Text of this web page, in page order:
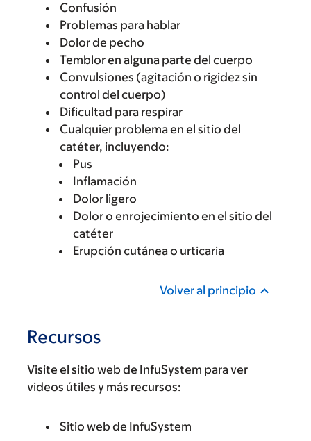
Confusión
Problemas para hablar
Dolor de pecho
Temblor en alguna parte del cuerpo
Convulsiones (agitación o rigidez sin
control del cuerpo)
Dificultad para respirar
Cualquier problema en el sitio del
catéter, incluyendo:
Pus
Inflamación
Dolor ligero
Dolor o enrojecimiento en el sitio del
catéter
Erupción cutánea o urticaria
Volver al principio
Recursos
Visite el sitio web de InfuSystem para ver
videos útiles y más recursos:
Sitio web de InfuSystem